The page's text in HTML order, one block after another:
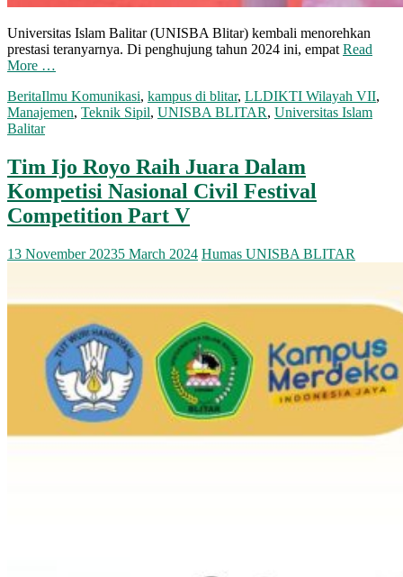
Universitas Islam Balitar (UNISBA Blitar) kembali menorehkan
prestasi teranyarnya. Di penghujung tahun 2024 ini, empat Read
More …
BeritaIlmu Komunikasi, kampus di blitar, LLDIKTI Wilayah VII,
Manajemen, Teknik Sipil, UNISBA BLITAR, Universitas Islam
Balitar
Tim Ijo Royo Raih Juara Dalam
Kompetisi Nasional Civil Festival
Competition Part V
13 November 20235 March 2024 Humas UNISBA BLITAR